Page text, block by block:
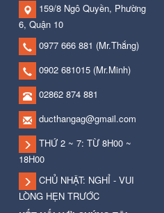
159/8 Ngô Quyền, Phường
6, Quận 10
0977 666 881 (Mr.Thắng)
0902 681015 (Mr.Minh)
02862 874 881
ducthangag@gmail.com
THỨ 2 ~ 7: TỪ 8H00 ~
18H00
CHỦ NHẬT: NGHỈ - VUI
LÒNG HẸN TRƯỚC